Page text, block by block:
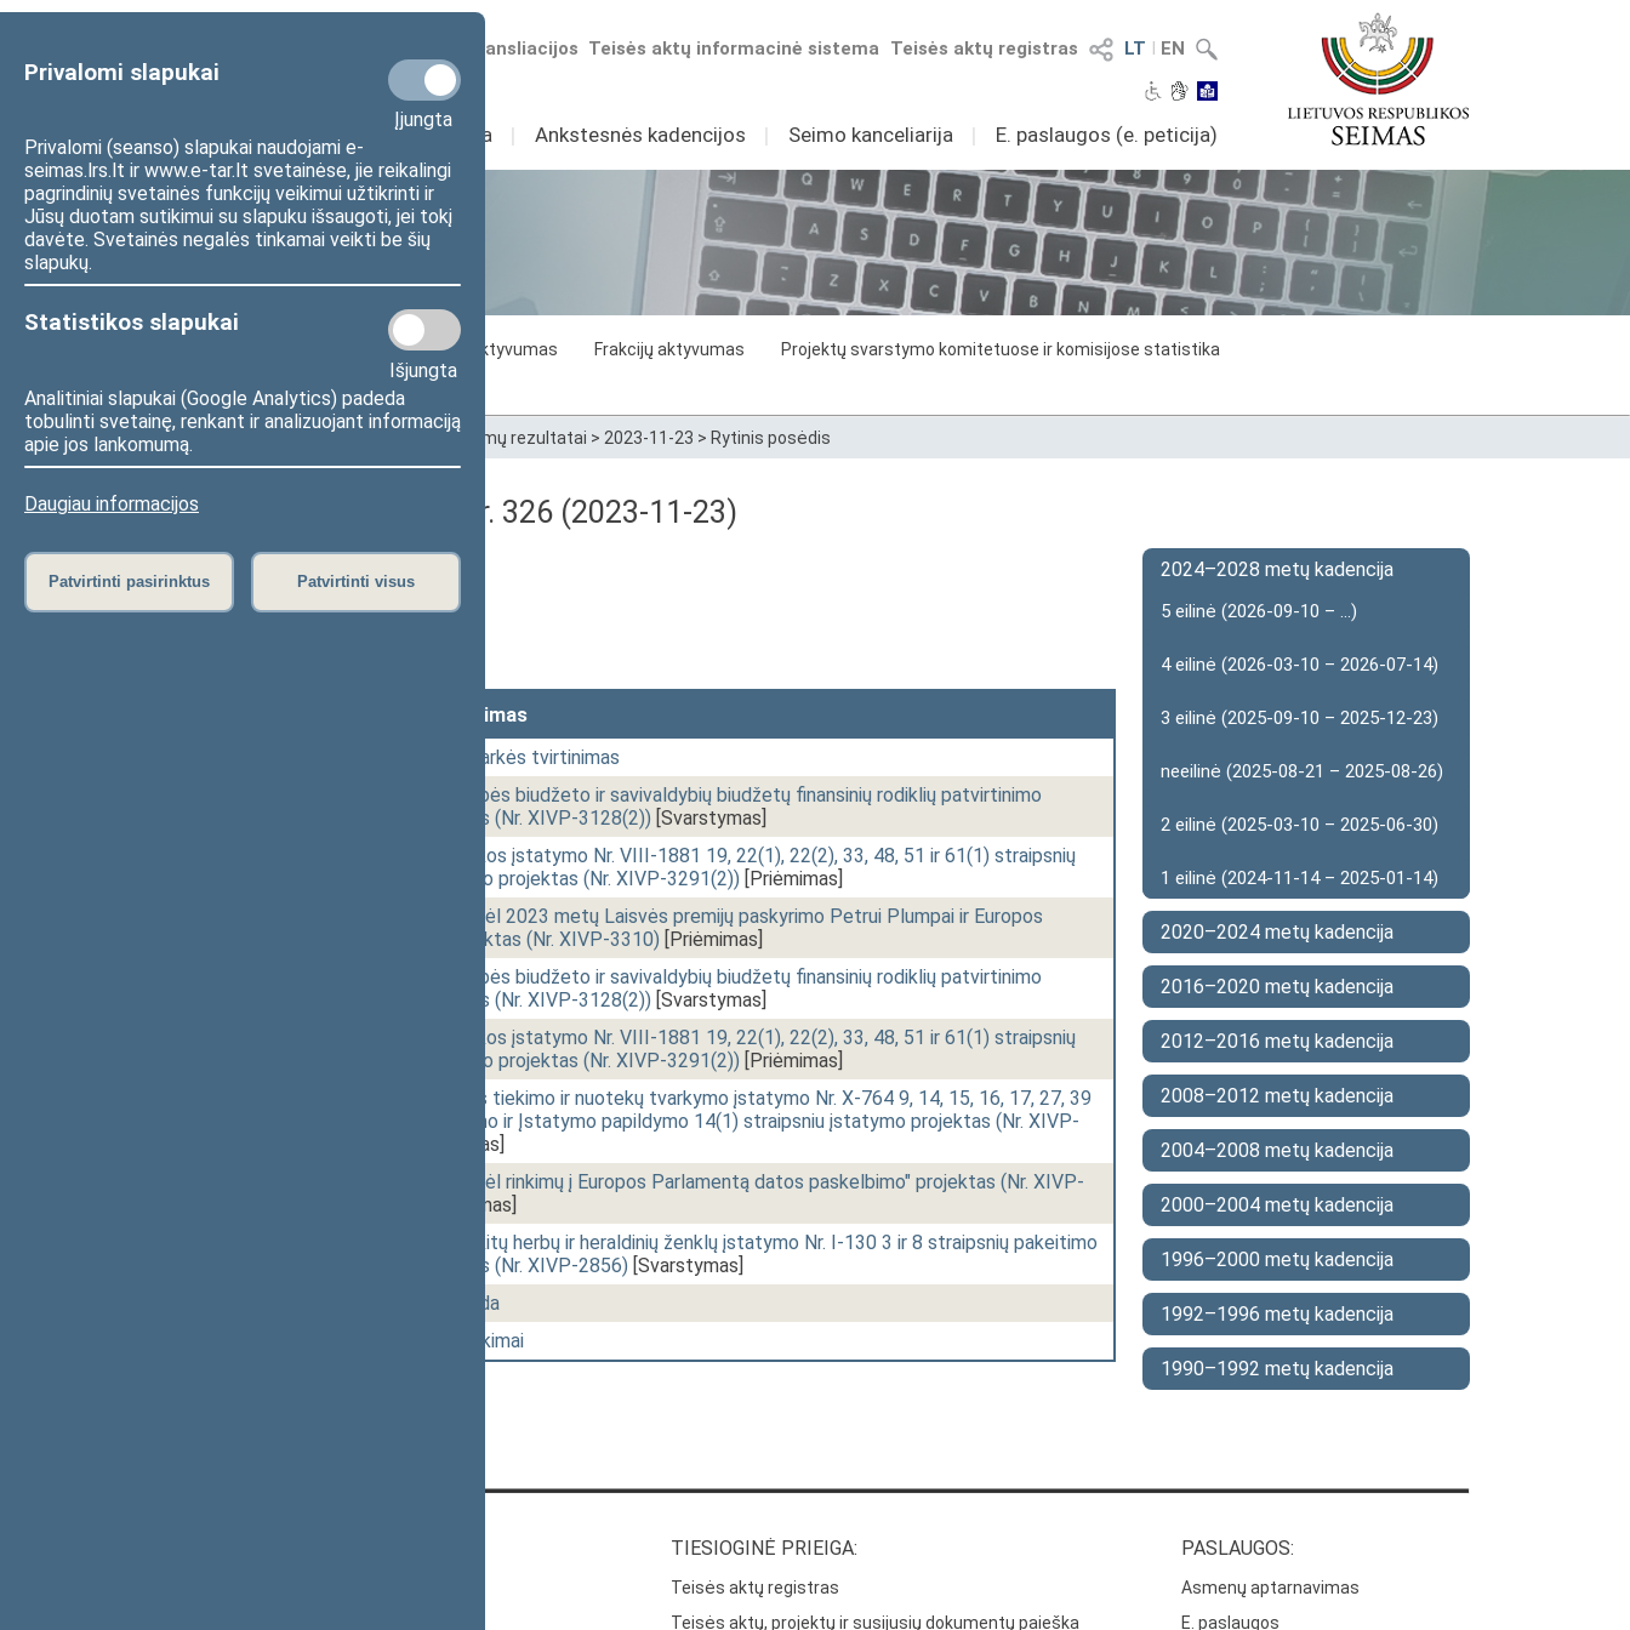
Privalomi slapukai
Įjungta
Privalomi (seanso) slapukai naudojami e-
seimas.lrs.lt ir www.e-tar.lt svetainėse, jie reikalingi
pagrindinių svetainės funkcijų veikimui užtikrinti ir
Jūsų duotam sutikimui su slapuku išsaugoti, jei tokį
davėte. Svetainės negalės tinkamai veikti be šių
slapukų.
Statistikos slapukai
Išjungta
Analitiniai slapukai (Google Analytics) padeda
tobulinti svetainę, renkant ir analizuojant informaciją
apie jos lankomumą.
Daugiau informacijos
Patvirtinti pasirinktus Patvirtinti visus
LT I EN
Teisės aktų registras
Teisės aktų informacinė sistema
Numatomos transliacijos
Sudėtis Veikla I Ankstesnės kadencijos I Seimo kanceliarija I E. paslaugos (e. peticija)
Statistika
Seimo narių aktyvumas Frakcijų aktyvumas
Projektų svarstymo komitetuose ir komisijose statistika
Seimo narių balsavimų rezultatai
Pradžia Seimo narių balsavimų rezultatai > 2023-11-23 > Rytinis posėdis
Seimo rytinis posėdis Nr. 326 (2023-11-23)
Protokolas
Stenograma
Svarstytas klausimas
Posėdžio darbotvarkės tvirtinimas
2024 metų valstybės biudžeto ir savivaldybių biudžetų finansinių rodiklių patvirtinimo
įstatymo projektas (Nr. XIVP-3128(2)) [Svarstymas]
Elektros energetikos įstatymo Nr. VIII-1881 19, 22(1), 22(2), 33, 48, 51 ir 61(1) straipsnių
pakeitimo įstatymo projektas (Nr. XIVP-3291(2)) [Priėmimas]
Seimo nutarimo „Dėl 2023 metų Laisvės premijų paskyrimo Petrui Plumpai ir Europos
Parlamentui“ projektas (Nr. XIVP-3310) [Priėmimas]
2024 metų valstybės biudžeto ir savivaldybių biudžetų finansinių rodiklių patvirtinimo
įstatymo projektas (Nr. XIVP-3128(2)) [Svarstymas]
Elektros energetikos įstatymo Nr. VIII-1881 19, 22(1), 22(2), 33, 48, 51 ir 61(1) straipsnių
pakeitimo įstatymo projektas (Nr. XIVP-3291(2)) [Priėmimas]
Geriamojo vandens tiekimo ir nuotekų tvarkymo įstatymo Nr. X-764 9, 14, 15, 16, 17, 27, 39
straipsnių pakeitimo ir Įstatymo papildymo 14(1) straipsniu įstatymo projektas (Nr. XIVP-
[Priėmimas]
Seimo nutarimo "Dėl rinkimų į Europos Parlamentą datos paskelbimo" projektas (Nr. XIVP-
[Svarstymas]
Valstybės herbo, kitų herbų ir heraldinių ženklų įstatymo Nr. I-130 3 ir 8 straipsnių pakeitimo
įstatymo projektas (Nr. XIVP-2856) [Svarstymas]
Vyriausybės valanda
Seimo narių pareiškimai
2024–2028 metų kadencija
5 eilinė (2026-09-10 – ...)
4 eilinė (2026-03-10 – 2026-07-14)
3 eilinė (2025-09-10 – 2025-12-23)
neeilinė (2025-08-21 – 2025-08-26)
2 eilinė (2025-03-10 – 2025-06-30)
1 eilinė (2024-11-14 – 2025-01-14)
2020–2024 metų kadencija
2016–2020 metų kadencija
2012–2016 metų kadencija
2008–2012 metų kadencija
2004–2008 metų kadencija
2000–2004 metų kadencija
1996–2000 metų kadencija
1992–1996 metų kadencija
1990–1992 metų kadencija
TIESIOGINĖ PRIEIGA:
Teisės aktų registras
Teisės aktų, projektų ir susijusių dokumentų paieška
PASLAUGOS:
Asmenų aptarnavimas
E. paslaugos